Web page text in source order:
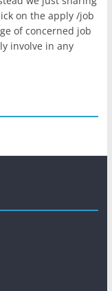
on the apply /job
of concerned job
involve in any